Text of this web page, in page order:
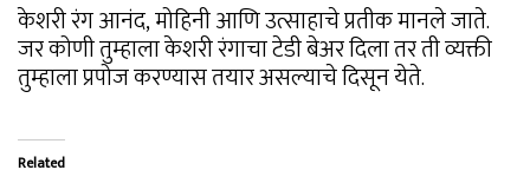
केशरी रंग आनंद, मोहिनी आणि उत्साहाचे प्रतीक मानले जाते.
जर कोणी तुम्हाला केशरी रंगाचा टेडी बेअर दिला तर ती व्यक्ती
तुम्हाला प्रपोज करण्यास तयार असल्याचे दिसून येते.
Related